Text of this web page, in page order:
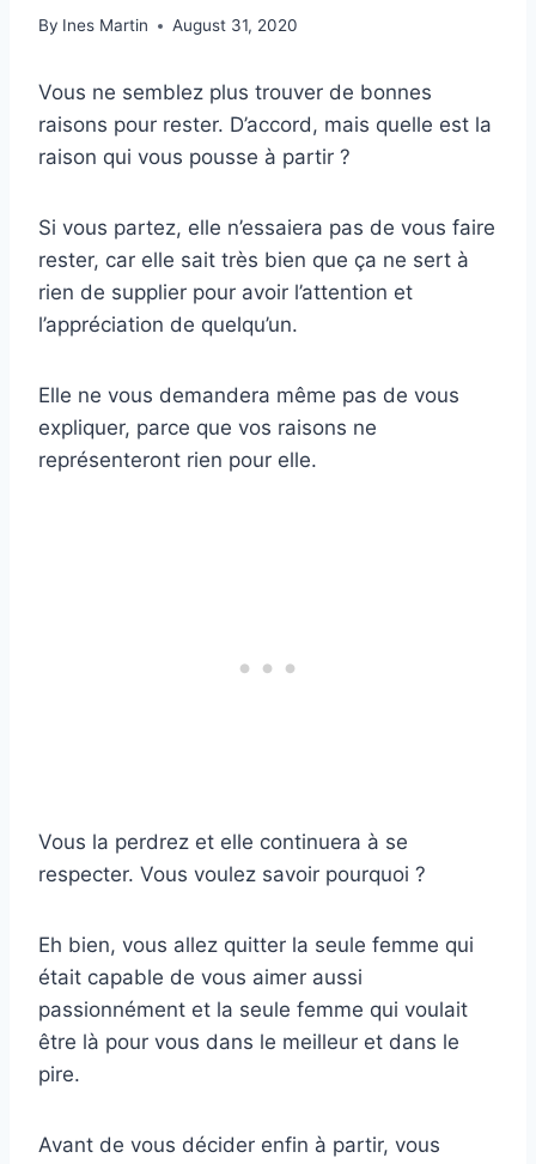
By Ines Martin August 31, 2020
Vous ne semblez plus trouver de bonnes
raisons pour rester. D’accord, mais quelle est la
raison qui vous pousse à partir ?
Si vous partez, elle n’essaiera pas de vous faire
rester, car elle sait très bien que ça ne sert à
rien de supplier pour avoir l’attention et
l’appréciation de quelqu’un.
Elle ne vous demandera même pas de vous
expliquer, parce que vos raisons ne
représenteront rien pour elle.
Vous la perdrez et elle continuera à se
respecter. Vous voulez savoir pourquoi ?
Eh bien, vous allez quitter la seule femme qui
était capable de vous aimer aussi
passionnément et la seule femme qui voulait
être là pour vous dans le meilleur et dans le
pire.
Avant de vous décider enfin à partir, vous